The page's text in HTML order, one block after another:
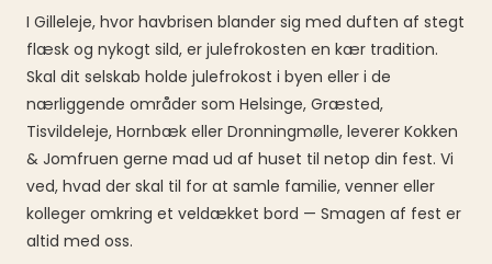
I Gilleleje, hvor havbrisen blander sig med duften af stegt
flæsk og nykogt sild, er julefrokosten en kær tradition.
Skal dit selskab holde julefrokost i byen eller i de
nærliggende områder som Helsinge, Græsted,
Tisvildeleje, Hornbæk eller Dronningmølle, leverer Kokken
& Jomfruen gerne mad ud af huset til netop din fest. Vi
ved, hvad der skal til for at samle familie, venner eller
kolleger omkring et veldækket bord — Smagen af fest er
altid med oss.